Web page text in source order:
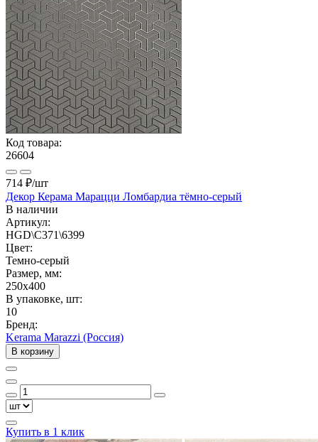
Код товара:
26604
714 ₽/шт
Декор Керама Марацци Ломбардиа тёмно-серый
В наличии
Артикул:
HGD\C371\6399
Цвет:
Темно-серый
Размер, мм:
250x400
В упаковке, шт:
10
Бренд:
Kerama Marazzi (Россия)
В корзину
Купить в 1 клик